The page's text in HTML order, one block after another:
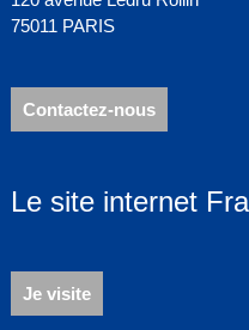
75011 PARIS
Contactez-nous
Le site internet
Je visite